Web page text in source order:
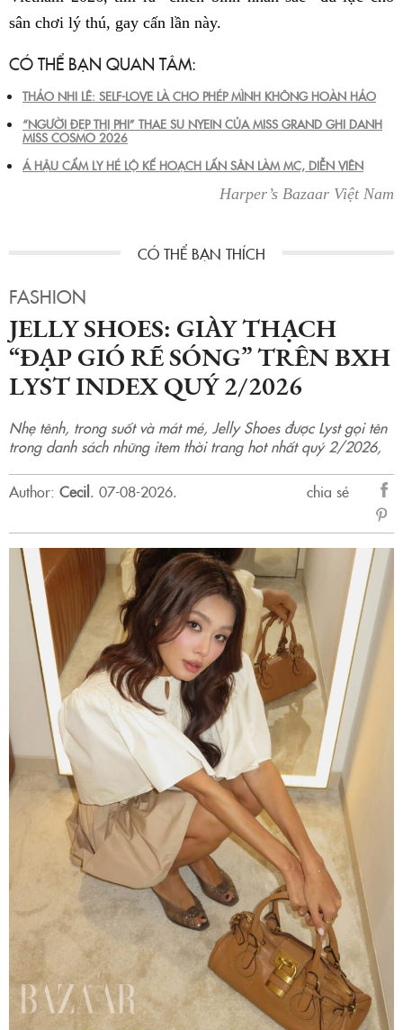
sân chơi lý thú, gay cấn lần này.
CÓ THỂ BẠN QUAN TÂM:
THẢO NHI LÊ: SELF-LOVE LÀ CHO PHÉP MÌNH KHÔNG HOÀN HẢO
“NGƯỜI ĐẸP THỊ PHI” THAE SU NYEIN CỦA MISS GRAND GHI DANH
MISS COSMO 2026
Á HẬU CẨM LY HÉ LỘ KẾ HOẠCH LẤN SÂN LÀM MC, DIỄN VIÊN
Harper’s Bazaar Việt Nam
FASHION
JELLY SHOES: GIÀY THẠCH
“ĐẠP GIÓ RẼ SÓNG” TRÊN BXH
LYST INDEX QUÝ 2/2026
Nhẹ tênh, trong suốt và mát mẻ, Jelly Shoes được Lyst gọi tên
trong danh sách những item thời trang hot nhất quý 2/2026,
Author: Cecil. 07-08-2026.
chia sẻ
sẻ